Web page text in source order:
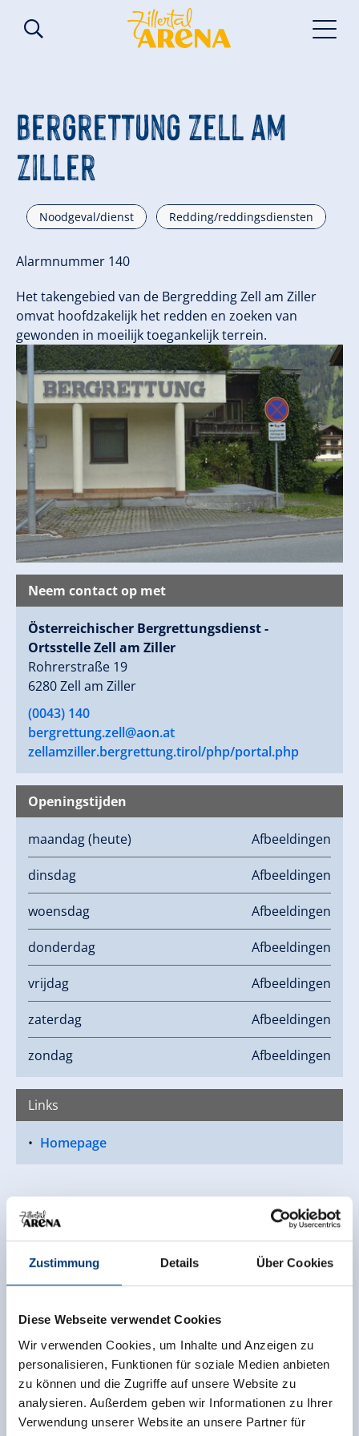
Zustimmung Details Über Cookies
Diese Webseite verwendet Cookies
Wir verwenden Cookies, um Inhalte und Anzeigen zu
personalisieren, Funktionen für soziale Medien anbieten
zu können und die Zugriffe auf unsere Website zu
analysieren. Außerdem geben wir Informationen zu Ihrer
Verwendung unserer Website an unsere Partner für
Bergrettung Zell am
Ziller
Noodgeval/dienst Redding/reddingsdiensten
Alarmnummer 140
Het takengebied van de Bergredding Zell am Ziller
omvat hoofdzakelijk het redden en zoeken van
gewonden in moeilijk toegankelijk terrein.
Neem contact op met
Österreichischer Bergrettungsdienst -
Ortsstelle Zell am Ziller
Rohrerstraße 19
6280 Zell am Ziller
(0043) 140
bergrettung.zell@aon.at
zellamziller.bergrettung.tirol/php/portal.php
Openingstijden
maandag(heute) Afbeeldingen
dinsdag Afbeeldingen
woensdag Afbeeldingen
donderdag Afbeeldingen
vrijdag Afbeeldingen
zaterdag Afbeeldingen
zondag Afbeeldingen
Links
Homepage